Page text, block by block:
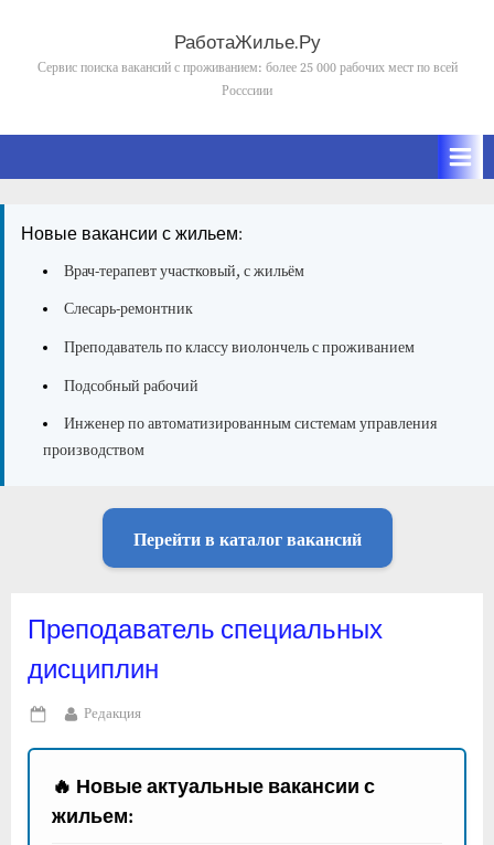
content
РаботаЖилье.Ру
Сервис поиска вакансий с проживанием: более 25 000 рабочих мест по всей
Росссиии
Новые вакансии с жильем:
Врач-терапевт участковый, с жильём
Слесарь-ремонтник
Преподаватель по классу виолончель с проживанием
Подсобный рабочий
Инженер по автоматизированным системам управления
производством
Перейти в каталог вакансий
Преподаватель специальных
дисциплин
Posted
on
By
Редакция
🔥 Новые актуальные вакансии с
жильем: